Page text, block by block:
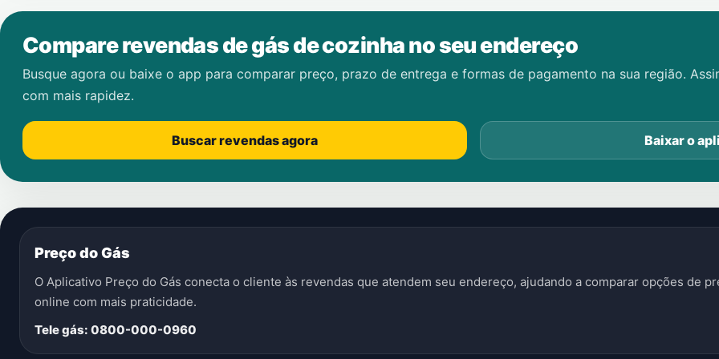
Compare revendas de gás de cozinha no seu endereço
Busque agora ou baixe o app para comparar preço, prazo de entrega e formas de pagamento na sua região.
com mais rapidez.
Buscar revendas agora Baixar o
Preço do Gás
O Aplicativo Preço do Gás conecta o cliente às revendas que atendem seu endereço, ajudando a comparar opções de
online com mais praticidade.
Tele gás: 0800-000-0960